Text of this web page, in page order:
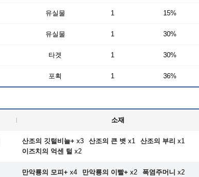
유실물 1 15%
유실물 1 30%
타겟 1 30%
포획 1 36%
소재
산조의 깃털비늘+ x3 산조의 큰 볏 x1 산조의 부리 x1
이즈치의 억센 털 x2
만악룡의 모피+ x4 만악룡의 이빨+ x2 폭염주머니 x2